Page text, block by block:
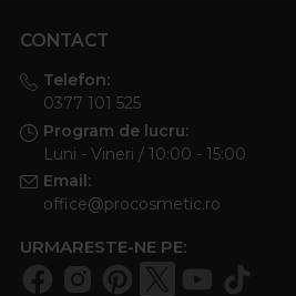
CONTACT
Telefon:
0377 101 525
Program de lucru:
Luni - Vineri / 10:00 - 15:00
Email:
office@procosmetic.ro
URMARESTE-NE PE: